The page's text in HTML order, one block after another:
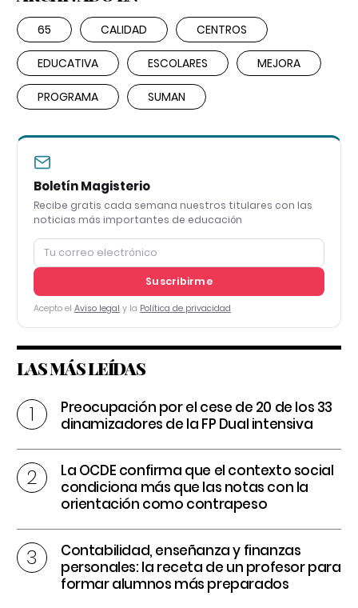
65 CALIDAD CENTROS
EDUCATIVA ESCOLARES MEJORA
PROGRAMA SUMAN
Boletín Magisterio
Recibe gratis cada semana nuestros titulares con las
noticias más importantes de educación
Suscribirme
Acepto el Aviso legal y la Política de privacidad
LAS MÁS LEÍDAS
Preocupación por el cese de 20 de los 33
dinamizadores de la FP Dual intensiva
La OCDE confirma que el contexto social
condiciona más que las notas con la
orientación como contrapeso
Contabilidad, enseñanza y finanzas
personales: la receta de un profesor para
formar alumnos más preparados